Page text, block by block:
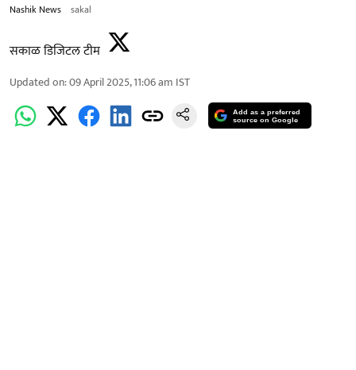
Nashik News sakal
सकाळ डिजिटल टीम
Updated on:09 April 2025, 11:06 am IST
Add as a preferred
source on Google